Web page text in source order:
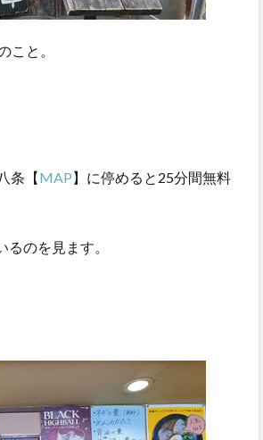
こと。
条【MAP】に停めると25分間無料
のを見ます。